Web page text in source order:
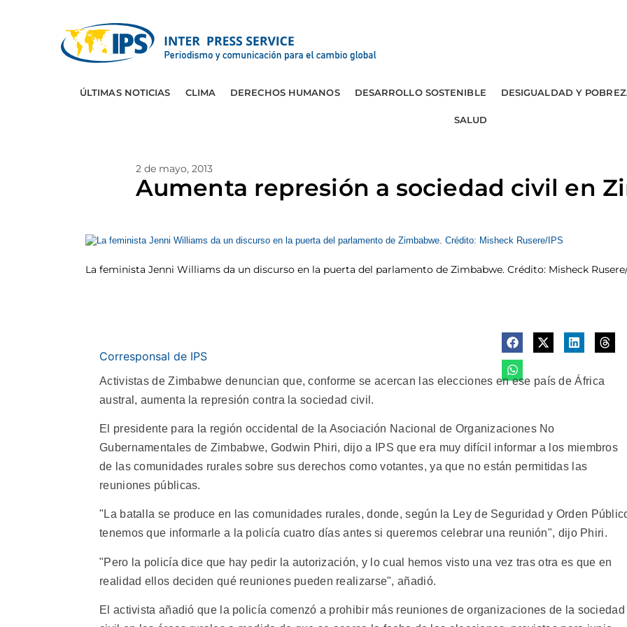
ÚLTIMAS NOTICIAS CLIMA DERECHOS HUMANOS DESARROLLO SOSTENIBLE DESIGUALDAD Y
SALUD
2 de mayo, 2013
Aumenta represión a sociedad civil en
La feminista Jenni Williams da un discurso en la puerta del parlamento de Zimbabwe. Crédito: Misheck
Corresponsal de IPS
Activistas de Zimbabwe denuncian que, conforme se acercan las elecciones en ese país de África
austral, aumenta la represión contra la sociedad civil.
El presidente para la región occidental de la Asociación Nacional de Organizaciones No
Gubernamentales de Zimbabwe, Godwin Phiri, dijo a IPS que era muy difícil informar a los miembros
de las comunidades rurales sobre sus derechos como votantes, ya que no están permitidas las
reuniones públicas.
"La batalla se produce en las comunidades rurales, donde, según la Ley de Seguridad y Orden
tenemos que informarle a la policía cuatro días antes si queremos celebrar una reunión", dijo Phiri.
"Pero la policía dice que hay pedir la autorización, y lo cual hemos visto una vez tras otra es que en
realidad ellos deciden qué reuniones pueden realizarse", añadió.
El activista añadió que la policía comenzó a prohibir más reuniones de organizaciones de la sociedad